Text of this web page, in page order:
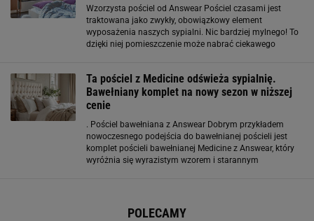
Wzorzysta pościel od Answear Pościel czasami jest
traktowana jako zwykły, obowiązkowy element
wyposażenia naszych sypialni. Nic bardziej mylnego! To
dzięki niej pomieszczenie może nabrać ciekawego
Ta pościel z Medicine odświeża sypialnię.
Bawełniany komplet na nowy sezon w niższej
cenie
. Pościel bawełniana z Answear Dobrym przykładem
nowoczesnego podejścia do bawełnianej pościeli jest
komplet pościeli bawełnianej Medicine z Answear, który
wyróżnia się wyrazistym wzorem i starannym
POLECAMY